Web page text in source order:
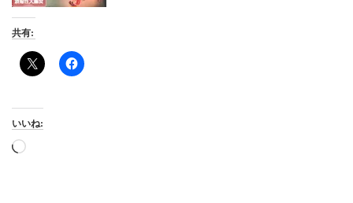
共有:
いいね:
読